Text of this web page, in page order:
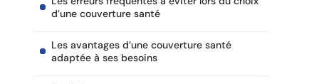
d’une couverture santé
Les avantages d’une couverture santé
adaptée à ses besoins